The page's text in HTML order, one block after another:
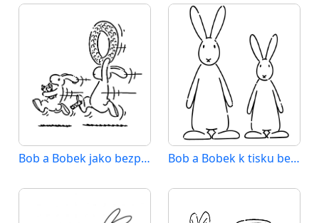
Bob a Bobek jako bezplatná tisknutelná verze Bob a Bobek k tisku bez poplatku